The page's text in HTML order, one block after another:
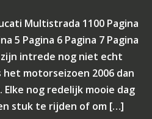
Multistrada 1100 Pagina
5 Pagina 6 Pagina 7 Pagina
intrede nog niet echt
het motorseizoen 2006 dan
nog redelijk mooie dag
stuk te rijden of om […]